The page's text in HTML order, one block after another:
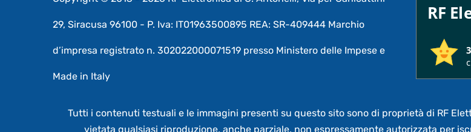
29, Siracusa 96100 - P. Iva: IT01963500895 REA: SR-409444 Marchio
d’impresa registrato n. 302022000071519 presso Ministero delle Impese e
Made in Italy
RF
Tutti i contenuti testuali e le immagini presenti su questo sito sono di proprietà di RF
vietata qualsiasi riproduzione, anche parziale, non espressamente autorizzata per